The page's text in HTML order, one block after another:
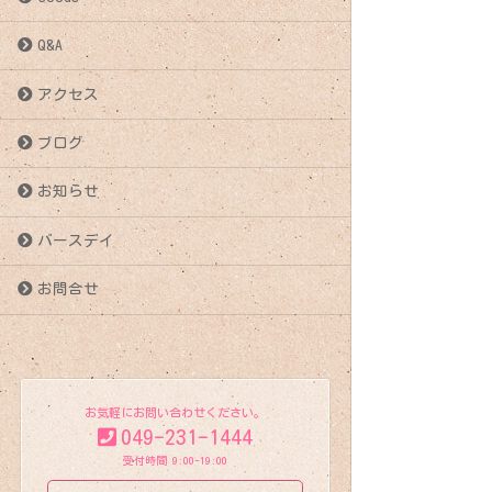
Q&A
アクセス
ブログ
お知らせ
バースデイ
お問合せ
お気軽にお問い合わせください。
049-231-1444
受付時間 9:00-19:00